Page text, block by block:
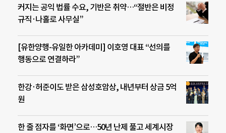
커지는 공익 법률 수요, 기반은 취약…“절반은 비정
규직·나홀로 사무실”
[유한양행-유일한 아카데미] 이호영 대표 “선의를
행동으로 연결하라”
한강·허준이도 받은 삼성호암상, 내년부터 상금 5억
원
한 줄 점자를 ‘화면’으로…50년 난제 풀고 세계시장